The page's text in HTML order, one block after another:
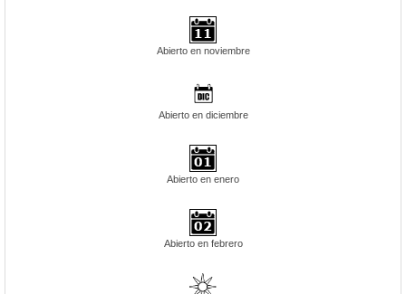
Abierto en noviembre
Abierto en diciembre
Abierto en enero
Abierto en febrero